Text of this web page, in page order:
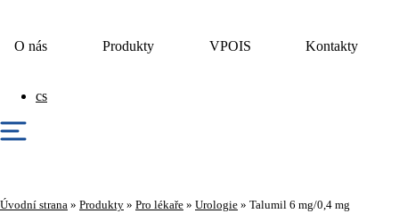
O nás Produkty VPOIS Kontakty
cs
Úvodní strana » Produkty » Pro lékaře » Urologie » Talumil 6 mg/0,4 mg